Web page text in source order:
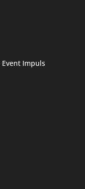
Event Impuls